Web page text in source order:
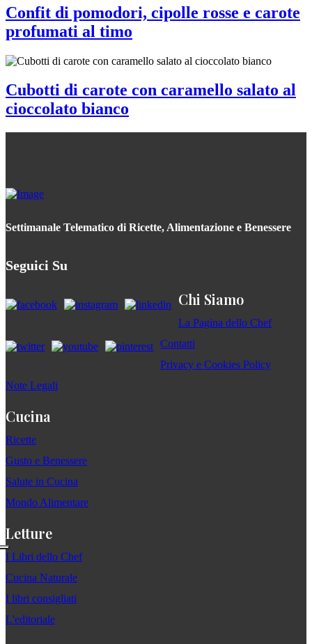
Confit di pomodori, cipolle rosse e carote
profumati al timo
Cubotti di carote con caramello salato al
cioccolato bianco
Settimanale Telematico di Ricette, Alimentazione e Benessere
Seguici Su
Chi Siamo
La Pagina dello Chef
Contatti
Privacy e Cookies Policy
Note Legali
Cucina
Ricette
Gusto e Benessere
Salute in Cucina
Mondo Alimentare
Letture
I Libri dello Chef
Cucina Naturale
I libri consigliati
L'editoriale